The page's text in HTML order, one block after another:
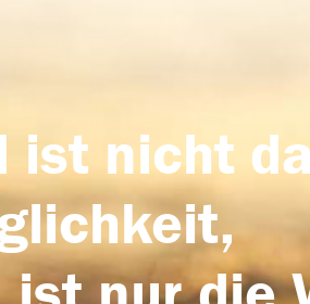
ist nicht